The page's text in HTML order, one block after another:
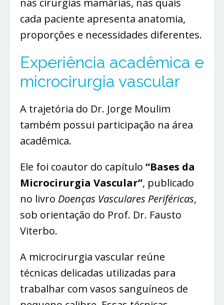
nas cirurgias mamárias, nas quais
cada paciente apresenta anatomia,
proporções e necessidades diferentes.
Experiência acadêmica e
microcirurgia vascular
A trajetória do Dr. Jorge Moulim
também possui participação na área
acadêmica.
Ele foi coautor do capítulo “Bases da
Microcirurgia Vascular”, publicado
no livro Doenças Vasculares Periféricas,
sob orientação do Prof. Dr. Fausto
Viterbo.
A microcirurgia vascular reúne
técnicas delicadas utilizadas para
trabalhar com vasos sanguíneos de